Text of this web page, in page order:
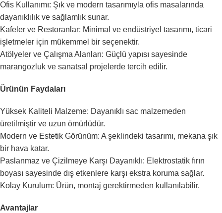
Ofis Kullanımı: Şık ve modern tasarımıyla ofis masalarında
dayanıklılık ve sağlamlık sunar.
Kafeler ve Restoranlar: Minimal ve endüstriyel tasarımı, ticari
işletmeler için mükemmel bir seçenektir.
Atölyeler ve Çalışma Alanları: Güçlü yapısı sayesinde
marangozluk ve sanatsal projelerde tercih edilir.
Ürünün Faydaları
Yüksek Kaliteli Malzeme: Dayanıklı sac malzemeden
üretilmiştir ve uzun ömürlüdür.
Modern ve Estetik Görünüm: A şeklindeki tasarımı, mekana şık
bir hava katar.
Paslanmaz ve Çizilmeye Karşı Dayanıklı: Elektrostatik fırın
boyası sayesinde dış etkenlere karşı ekstra koruma sağlar.
Kolay Kurulum: Ürün, montaj gerektirmeden kullanılabilir.
Avantajlar